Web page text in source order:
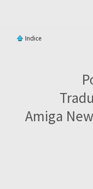
Indice
Amiga